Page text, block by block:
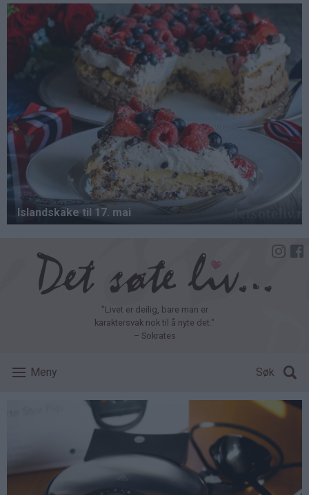
Hopp
hovedinnhold
"Livet er deilig, bare man er
karaktersvak nok til å nyte det."
– Sokrates
Meny Søk